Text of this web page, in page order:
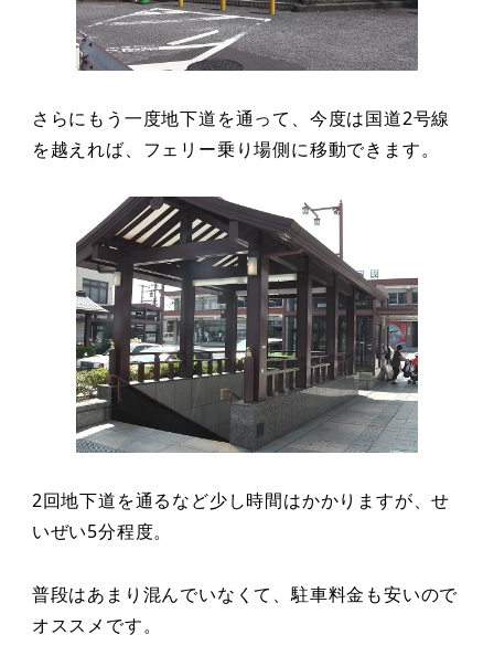
さらにもう一度地下道を通って、今度は国道2号線
を越えれば、フェリー乗り場側に移動できます。
2回地下道を通るなど少し時間はかかりますが、せ
いぜい5分程度。
普段はあまり混んでいなくて、駐車料金も安いので
オススメです。